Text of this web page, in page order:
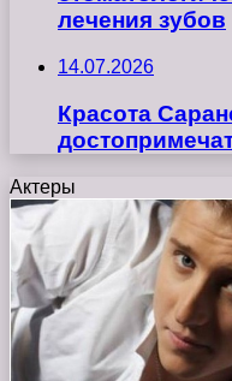
лечения зубов
14.07.2026
Красота
Актеры